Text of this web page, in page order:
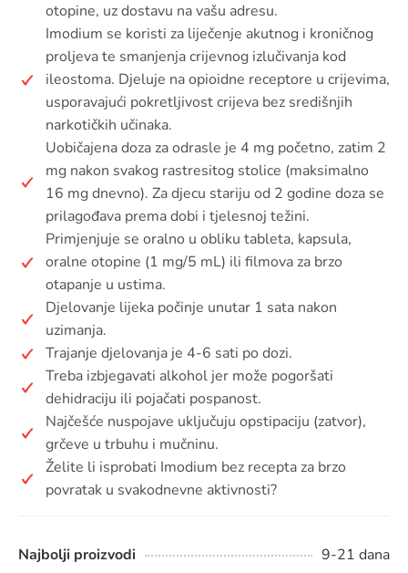
otopine, uz dostavu na vašu adresu.
Imodium se koristi za liječenje akutnog i kroničnog
proljeva te smanjenja crijevnog izlučivanja kod
ileostoma. Djeluje na opioidne receptore u crijevima,
usporavajući pokretljivost crijeva bez središnjih
narkotičkih učinaka.
Uobičajena doza za odrasle je 4 mg početno, zatim 2
mg nakon svakog rastresitog stolice (maksimalno
16 mg dnevno). Za djecu stariju od 2 godine doza se
prilagođava prema dobi i tjelesnoj težini.
Primjenjuje se oralno u obliku tableta, kapsula,
oralne otopine (1 mg/5 mL) ili filmova za brzo
otapanje u ustima.
Djelovanje lijeka počinje unutar 1 sata nakon
uzimanja.
Trajanje djelovanja je 4-6 sati po dozi.
Treba izbjegavati alkohol jer može pogoršati
dehidraciju ili pojačati pospanost.
Najčešće nuspojave uključuju opstipaciju (zatvor),
grčeve u trbuhu i mučninu.
Želite li isprobati Imodium bez recepta za brzo
povratak u svakodnevne aktivnosti?
Najbolji proizvodi
9-21 dana